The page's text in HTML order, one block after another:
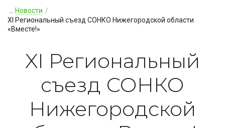
Новости /
XI Региональный съезд СОНКО Нижегородской области
«Вместе!»
XI Региональный
съезд СОНКО
Нижегородской